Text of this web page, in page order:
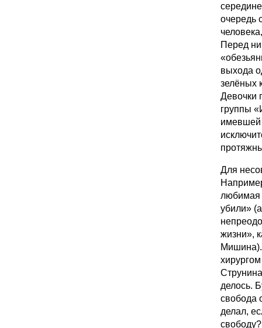
очередь
Перед
выхода
зелёных
Девочки
группы
имевшей
Для
любимая
убили»
жизни»,
Мишина).
делось.
свобода
делал,